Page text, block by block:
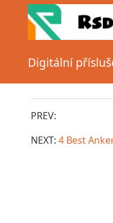
Digitální
Rsdaa 10/09/
PREV:
NEXT: 4 Best